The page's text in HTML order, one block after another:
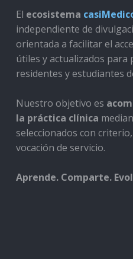
El ecosistema
independiente de
orientada a facilitar el
útiles y actualizados
residentes y estudiantes
Nuestro objetivo es
la práctica clínica
seleccionados con
vocación de servicio.
Aprende. Comparte.